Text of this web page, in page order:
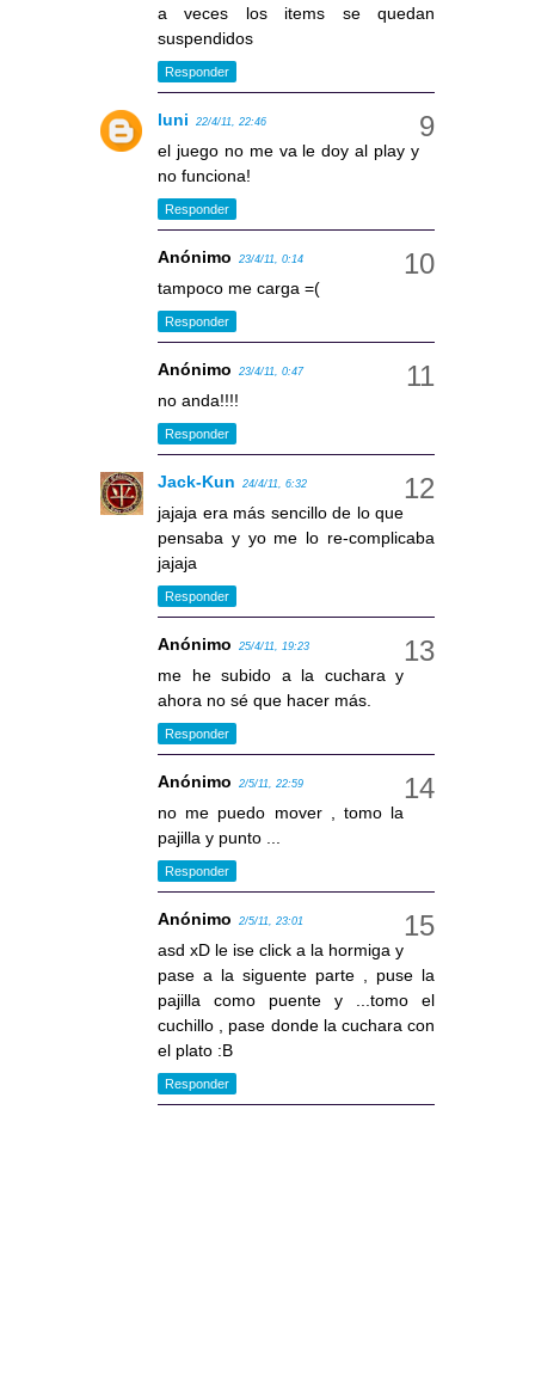
a veces los items se quedan
suspendidos
Responder
luni 22/4/11, 22:46
el juego no me va le doy al play y
no funciona!
Responder
Anónimo 23/4/11, 0:14
tampoco me carga =(
Responder
Anónimo 23/4/11, 0:47
no anda!!!!
Responder
Jack-Kun 24/4/11, 6:32
jajaja era más sencillo de lo que
pensaba y yo me lo re-complicaba
jajaja
Responder
Anónimo 25/4/11, 19:23
me he subido a la cuchara y
ahora no sé que hacer más.
Responder
Anónimo 2/5/11, 22:59
no me puedo mover , tomo la
pajilla y punto ...
Responder
Anónimo 2/5/11, 23:01
asd xD le ise click a la hormiga y
pase a la siguente parte , puse la
pajilla como puente y ...tomo el
cuchillo , pase donde la cuchara con
el plato :B
Responder